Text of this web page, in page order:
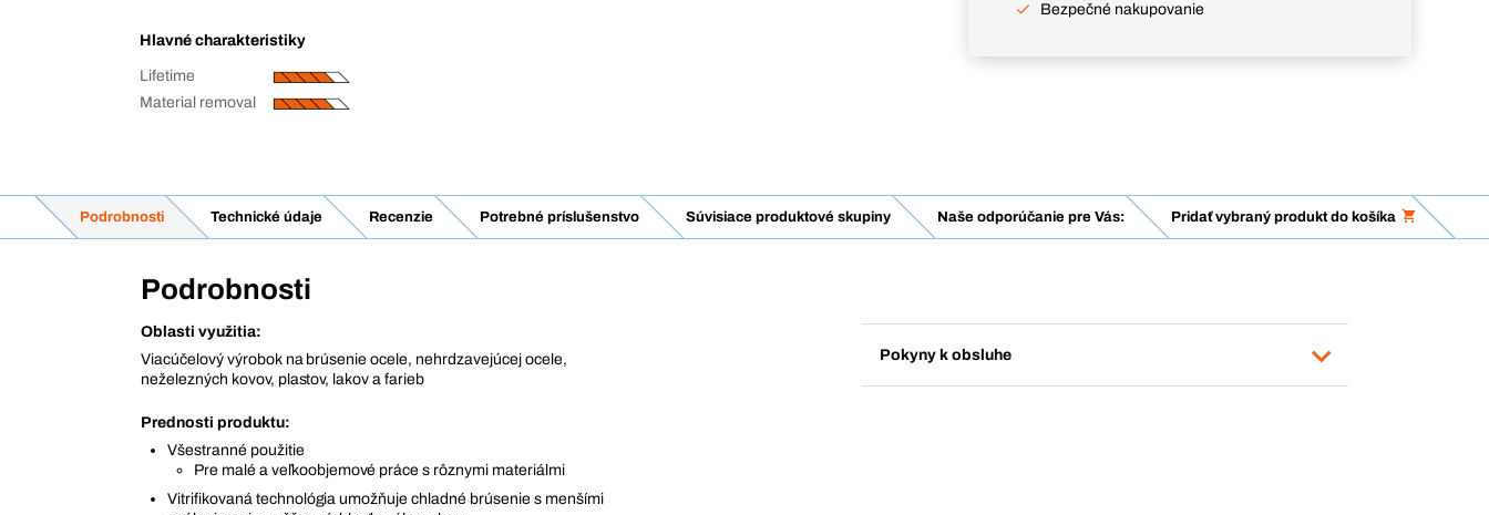
Hlavné charakteristiky
Lifetime
Material removal
Bezpečné nakupovanie
Podrobnosti Technické údaje Recenzie Potrebné príslušenstvo Súvisiace produktové skupiny Naše odporúčanie pre Vás: Pridať vybraný produkt do košíka
Podrobnosti
Oblasti využitia:
Viacúčelový výrobok na brúsenie ocele, nehrdzavejúcej ocele,
neželezných kovov, plastov, lakov a farieb
Prednosti produktu:
Všestranné použitie
Pre malé a veľkoobjemové práce s rôznymi materiálmi
Vitrifikovaná technológia umožňuje chladné brúsenie s menšími
Pokyny k obsluhe